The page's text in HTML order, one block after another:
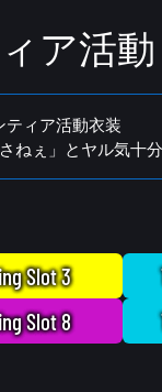
ア活動
ティア活動衣装
ねぇ」とヤル気十分
Slot 3
Slot 8